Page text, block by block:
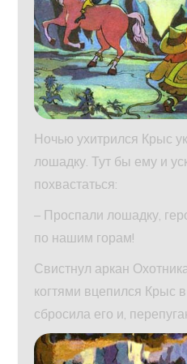
Ночью ухитрился Крыс
лошадку. Тут бы ему и
похвастаться:
– Проспали лошадку,
по нашим горам!
Свистнул аркан
когтями вцепился Крыс
сбросила его и,